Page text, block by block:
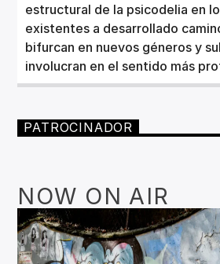
estructural de la psicodelia en
existentes a desarrollado
bifurcan en nuevos géneros y
involucran en el sentido más
PATROCINADOR
NOW ON AIR